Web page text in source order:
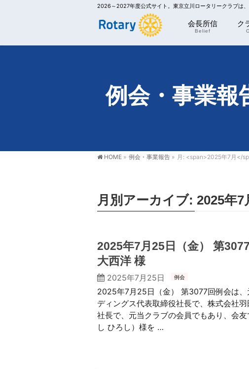
2026～2027年度公式サイト。東京立川ロータリークラブは
会長所信
Belief
ク
例会・事業報
HOME » 例会・事業報告 » 月: <span>2025年7月</
月別アーカイブ: 2025年7
2025年7月25日（金） 第
大西洋 様
2025年7月25日 例会
2025年7月25日（金） 第3077回例会は
ディングス代表取締役社長で、株式会社
社長で、元当クラブの会員でもあり、会
し ひろし）様を …